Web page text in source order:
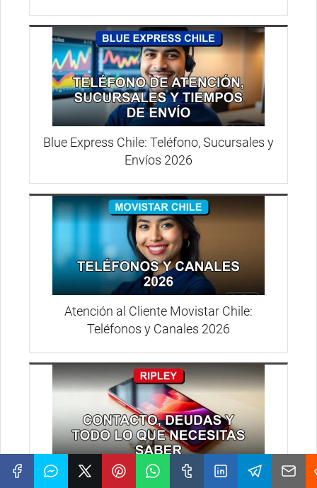
Blue Express Chile: Teléfono, Sucursales y
Envíos 2026
Atención al Cliente Movistar Chile:
Teléfonos y Canales 2026
Teléfono de Ripley: Contacto y Deudas en